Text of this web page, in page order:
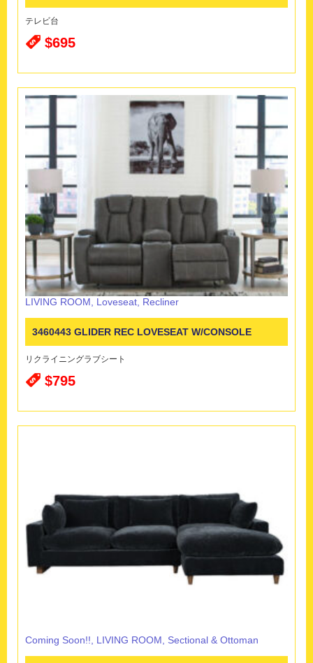
テレビ台
$695
LIVING ROOM Loveseat Recliner
3460443 GLIDER REC LOVESEAT W/CONSOLE
リクライニングラブシート
$795
Coming Soon!! LIVING ROOM Sectional & Ottoman